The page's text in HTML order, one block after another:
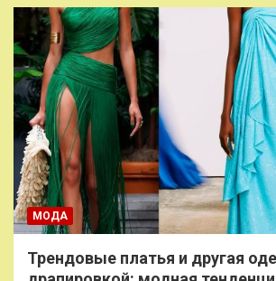
МОДА
Трендовые платья и другая